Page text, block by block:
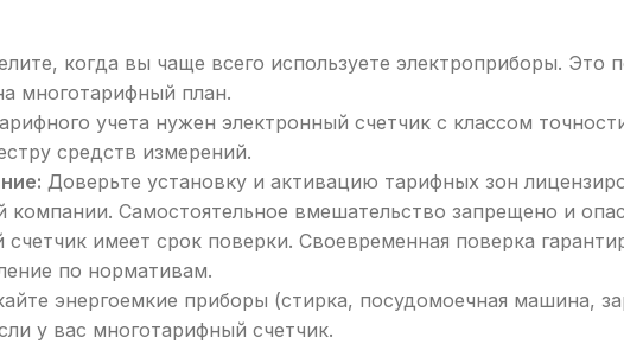
когда вы чаще всего используете электроприборы. Это
многотарифный план.
учета нужен электронный счетчик с классом
средств измерений.
Доверьте установку и активацию тарифных зон
компании. Самостоятельное вмешательство запрещено и
имеет срок поверки. Своевременная поверка
по нормативам.
энергоемкие приборы (стирка, посудомоечная машина,
у вас многотарифный счетчик.